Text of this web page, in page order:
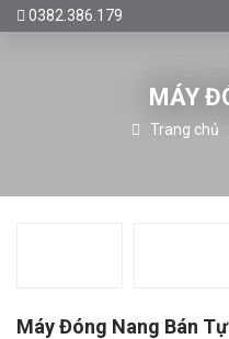
0382.386.179
MÁY
Trang chủ
Máy Đóng Nang Bán